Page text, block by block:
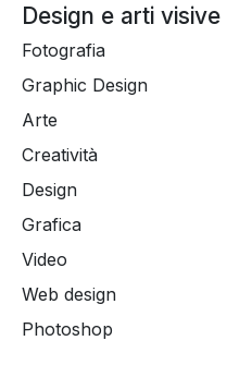
Design e arti visive
Fotografia
Graphic Design
Arte
Creatività
Design
Grafica
Video
Web design
Photoshop